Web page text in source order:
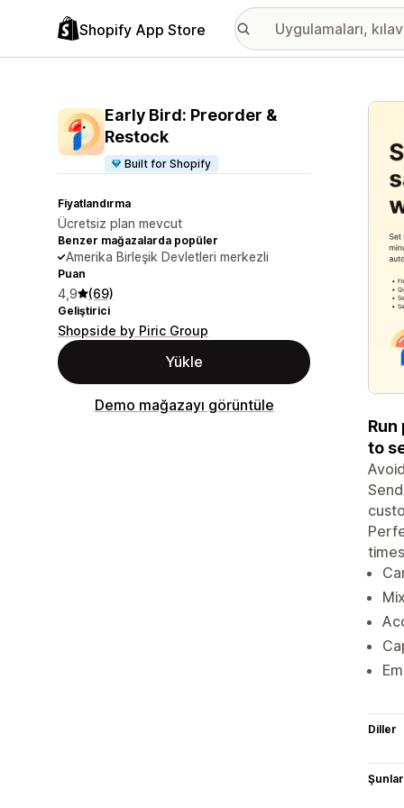
Shopify App Store
Early Bird: Preorder &
Restock
Built for Shopify
Fiyatlandırma
Ücretsiz plan mevcut
Benzer mağazalarda popüler
Amerika Birleşik Devletleri merkezli
Puan
4,9 (69)
Geliştirici
Shopside by Piric Group
Yükle
Demo mağazayı görüntüle
Öne
to
Diller